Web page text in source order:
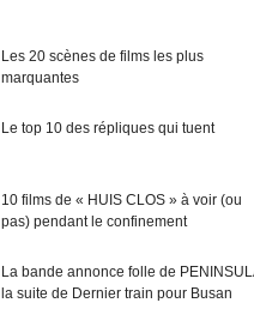
Les 20 scènes de films les plus
marquantes
Le top 10 des répliques qui tuent
10 films de « HUIS CLOS » à voir (ou
pas) pendant le confinement
La bande annonce folle de
la suite de Dernier train pour Busan